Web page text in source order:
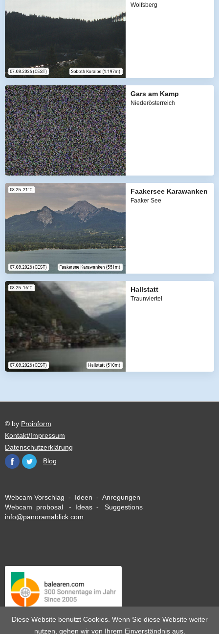
Wolfsberg
Gars am Kamp
Niederösterreich
Faakersee Karawanken
Faaker See
Hallstatt
Traunviertel
© by Proinform
Kontakt/Impressum
Datenschutzerklärung
Blog
Webcam Vorschlag - Ideen - Anregungen
Webcam probosal - Ideas - Suggestions
info@panoramablick.com
Diese Website benutzt Cookies. Wenn Sie diese Website weiter
nutzen, gehen wir von Ihrem Einverständnis aus.